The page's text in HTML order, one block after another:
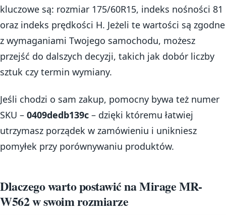
kluczowe są: rozmiar 175/60R15, indeks nośności 81
oraz indeks prędkości H. Jeżeli te wartości są zgodne
z wymaganiami Twojego samochodu, możesz
przejść do dalszych decyzji, takich jak dobór liczby
sztuk czy termin wymiany.
Jeśli chodzi o sam zakup, pomocny bywa też numer
SKU – 0409dedb139c – dzięki któremu łatwiej
utrzymasz porządek w zamówieniu i unikniesz
pomyłek przy porównywaniu produktów.
Dlaczego warto postawić na Mirage MR-
W562 w swoim rozmiarze